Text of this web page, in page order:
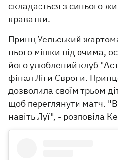
складається з синього
краватки.
Принц Уельський
нього мішки під очима,
його улюблений клуб
фінал Ліги Європи.
дозволила своїм трьом
щоб переглянути матч.
навіть Луї", - розповіла